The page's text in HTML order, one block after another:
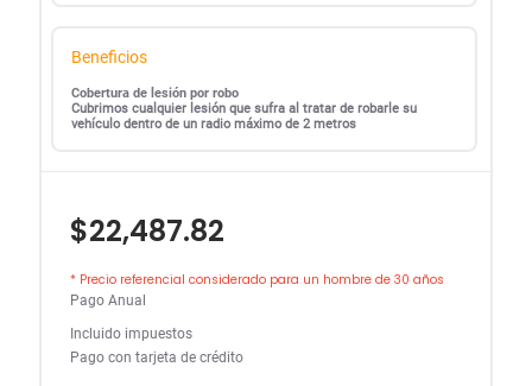
Beneficios
Cobertura de lesión por robo
Cubrimos cualquier lesión que sufra al tratar de robarle su
vehículo dentro de un radio máximo de 2 metros
$22,487.82
* Precio referencial considerado para un hombre de 30 años
Pago Anual
Incluido impuestos
Pago con tarjeta de crédito